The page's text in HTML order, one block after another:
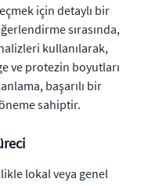
için detaylı bir
sırasında,
kullanılarak,
ve protezin boyutları
başarılı bir
sahiptir.
lokal veya genel